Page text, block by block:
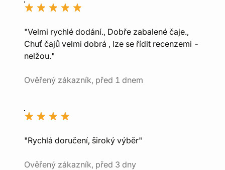
"Velmi rychlé dodání., Dobře zabalené čaje.,
Chuť čajů velmi dobrá , lze se řídit recenzemi -
nelžou."
Ověřený zákazník, před 1 dnem
"Rychlá doručení, široký výběr"
Ověřený zákazník, před 3 dny